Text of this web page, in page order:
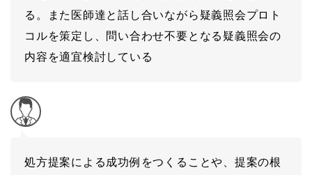
る。また医師達と話し合いながら疑義照会プロト
コルを策定し、問い合わせ不要となる疑義照会の
内容を適宜検討している
処方提案による成功例をつくることや、提案の根